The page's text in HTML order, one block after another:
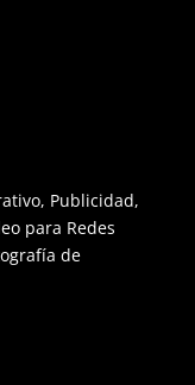
Publicidad,
para Redes
de